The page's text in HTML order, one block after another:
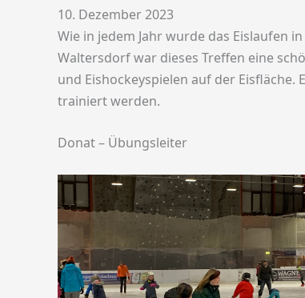
10. Dezember 2023
Wie in jedem Jahr wurde das Eislaufen
Waltersdorf war dieses Treffen eine
und Eishockeyspielen auf der
trainiert werden.
Donat – Übungsleiter